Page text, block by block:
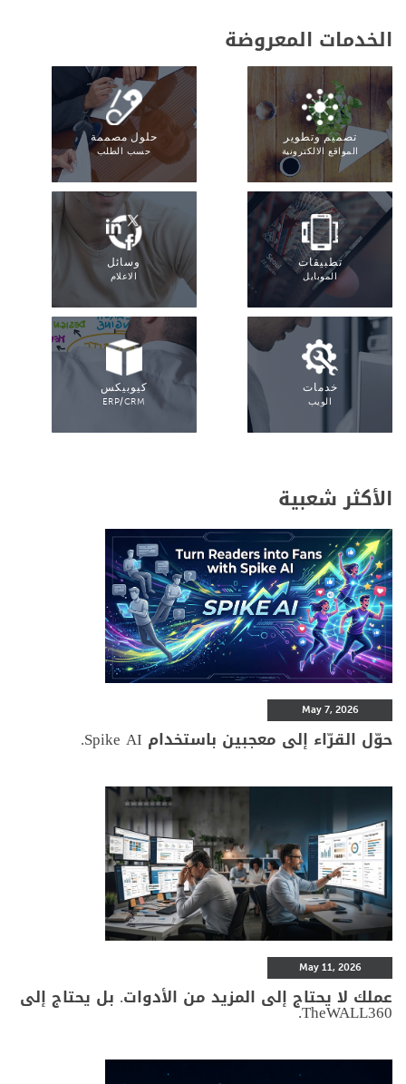
الخدمات المعروضة
تصميم وتطوير
المواقع الالكترونية
حلول مصممة
حسب الطلب
تطبيقات
الموبايل
وسائل
الاعلام
خدمات
الويب
كيوبيكس
ERP/CRM
الأكثر شعبية
May 7, 2026
حوّل القرّاء إلى معجبين باستخدام Spike AI.
May 11, 2026
عملك لا يحتاج إلى المزيد من الأدوات. بل يحتاج إلى
TheWALL360.